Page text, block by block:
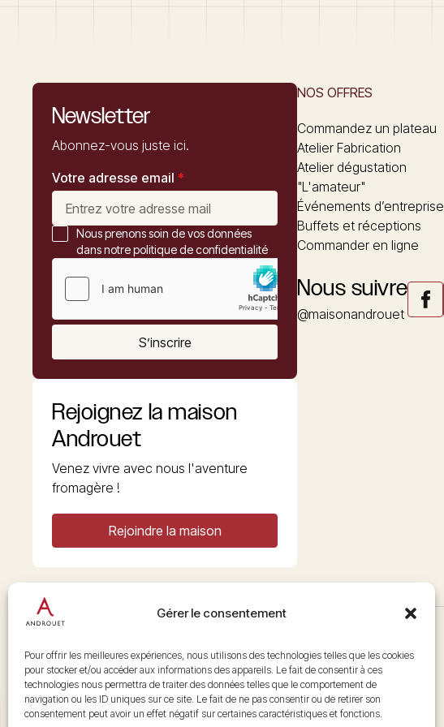
Gérer le consentement
Pour offrir les meilleures expériences, nous utilisons des technologies telles que les cookies
pour stocker et/ou accéder aux informations des appareils. Le fait de consentir à ces
technologies nous permettra de traiter des données telles que le comportement de
navigation ou les ID uniques sur ce site. Le fait de ne pas consentir ou de retirer son
consentement peut avoir un effet négatif sur certaines caractéristiques et fonctions.
Newsletter
Abonnez-vous juste ici.
Votre adresse email *
Nous prenons soin de vos données
dans notre politique de confidentialité
S’inscrire
Rejoignez la maison
Androuet
Venez vivre avec nous l'aventure
fromagère !
Rejoindre la maison
NOS OFFRES
Commandez un plateau
Atelier Fabrication
Atelier dégustation
"L'amateur"
Événements d’entreprise
Buffets et réceptions
Commander en ligne
Nous suivre
@maisonandrouet